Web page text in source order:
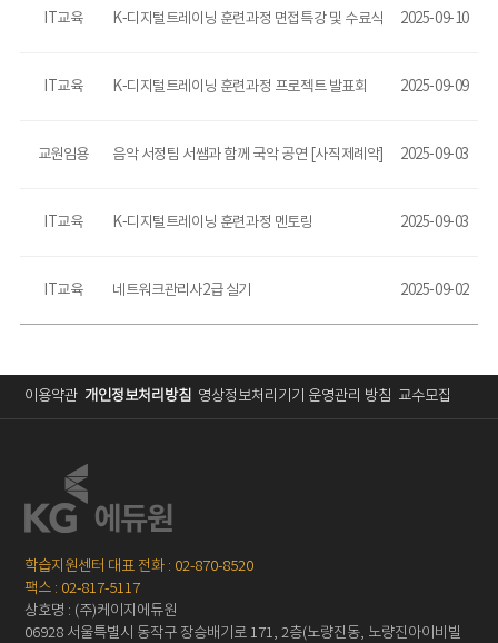
IT교육 K-디지털트레이닝 훈련과정 면접특강 및 수료식 2025-09-10
IT교육 K-디지털트레이닝 훈련과정 프로젝트 발표회 2025-09-09
교원임용 음악 서정팀 서쌤과 함께 국악 공연 [사직제례악] 2025-09-03
IT교육 K-디지털트레이닝 훈련과정 멘토링 2025-09-03
IT교육 네트워크관리사2급 실기 2025-09-02
이용약관 개인정보처리방침 영상정보처리기기 운영관리 방침 교수모집
학습지원센터 대표 전화 : 02-870-8520
팩스 : 02-817-5117
상호명 : (주)케이지에듀원
06928 서울특별시 동작구 장승배기로 171, 2층(노량진동, 노량진아이비빌